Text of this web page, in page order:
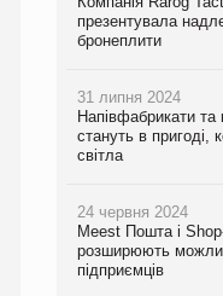
презентувала
бронеплити
31 липня 2024
Напівфабрикати та
стануть в пригоді,
світла
24 червня 2024
Meest Пошта і
розширюють
підприємців